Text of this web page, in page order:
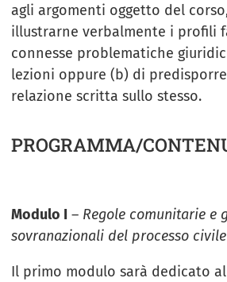
agli argomenti oggetto del
illustrarne verbalmente i profili
connesse problematiche
lezioni oppure (b) di
relazione scritta sullo stesso.
PROGRAMMA/
Modulo I– Regole comunitarie e
sovranazionali del processo civile
Il primo modulo sarà dedicato